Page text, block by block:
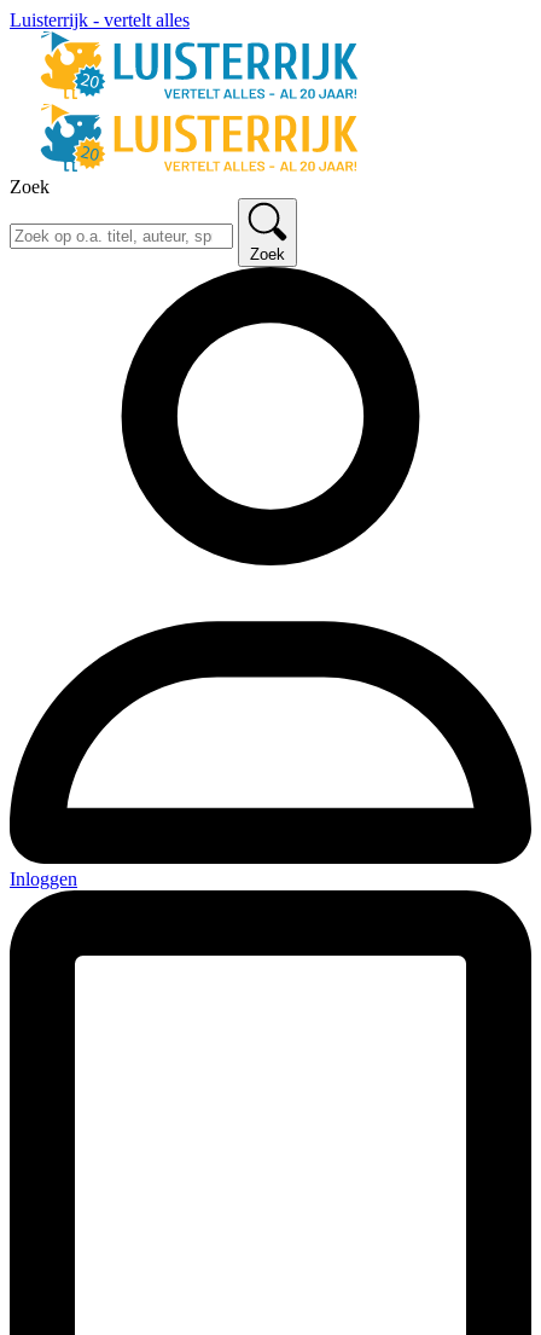
Luisterrijk - vertelt alles
Zoek
Zoek
Inloggen